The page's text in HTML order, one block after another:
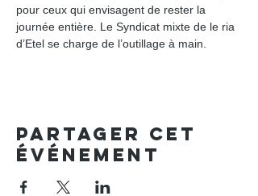
pour ceux qui envisagent de rester la
journée entière. Le Syndicat mixte de le ria
d’Etel se charge de l’outillage à main.
Partager cet
événement